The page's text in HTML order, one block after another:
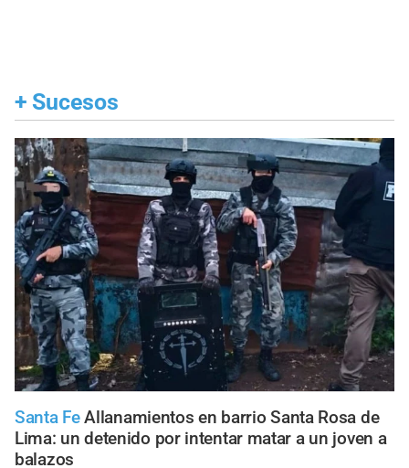
+ Sucesos
Santa Fe Allanamientos en barrio Santa Rosa de
Lima: un detenido por intentar matar a un joven a
balazos